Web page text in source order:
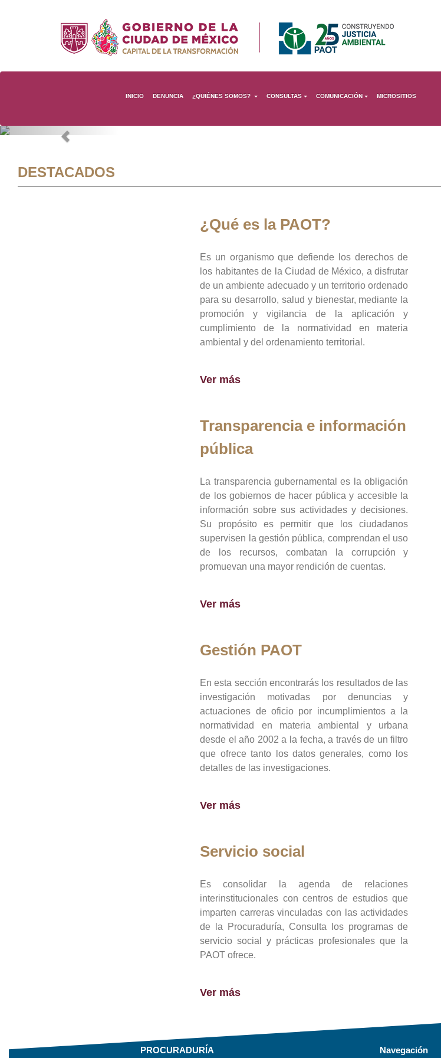
INICIO DENUNCIA ¿QUIÉNES SOMOS? CONSULTAS COMUNICACIÓN MICROSITIOS
Previous
DESTACADOS
¿Qué es la PAOT?
Es un organismo que defiende los derechos de
los habitantes de la Ciudad de México, a disfrutar
de un ambiente adecuado y un territorio ordenado
para su desarrollo, salud y bienestar, mediante la
promoción y vigilancia de la aplicación y
cumplimiento de la normatividad en materia
ambiental y del ordenamiento territorial.
Ver más
Transparencia e información
pública
La transparencia gubernamental es la obligación
de los gobiernos de hacer pública y accesible la
información sobre sus actividades y decisiones.
Su propósito es permitir que los ciudadanos
supervisen la gestión pública, comprendan el uso
de los recursos, combatan la corrupción y
promuevan una mayor rendición de cuentas.
Ver más
Gestión PAOT
En esta sección encontrarás los resultados de las
investigación motivadas por denuncias y
actuaciones de oficio por incumplimientos a la
normatividad en materia ambiental y urbana
desde el año 2002 a la fecha, a través de un filtro
que ofrece tanto los datos generales, como los
detalles de las investigaciones.
Ver más
Servicio social
Es consolidar la agenda de relaciones
interinstitucionales con centros de estudios que
imparten carreras vinculadas con las actividades
de la Procuraduría, Consulta los programas de
servicio social y prácticas profesionales que la
PAOT ofrece.
Ver más
PROCURADURÍA Navegación